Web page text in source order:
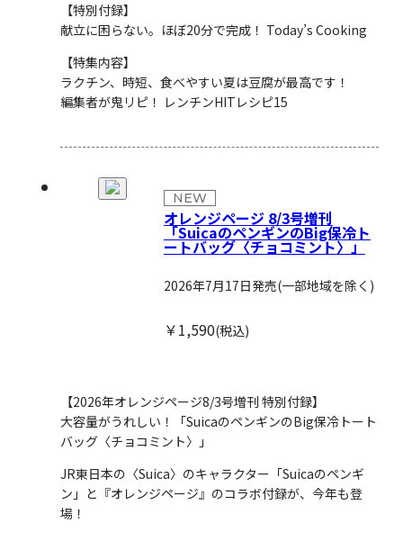
【特別付録】
献立に困らない。ほぼ20分で完成！ Today’s Cooking
【特集内容】
ラクチン、時短、食べやすい夏は豆腐が最高です！
編集者が鬼リピ！ レンチンHITレシピ15
NEW
オレンジページ 8/3号増刊
「SuicaのペンギンのBig保冷ト
ートバッグ〈チョコミント〉」
2026年7月17日発売(一部地域を除く)
￥1,590(税込)
【2026年オレンジページ8/3号増刊 特別付録】
大容量がうれしい！「SuicaのペンギンのBig保冷トート
バッグ〈チョコミント〉」
JR東日本の〈Suica〉のキャラクター「Suicaのペンギ
ン」と『オレンジページ』のコラボ付録が、今年も登
場！